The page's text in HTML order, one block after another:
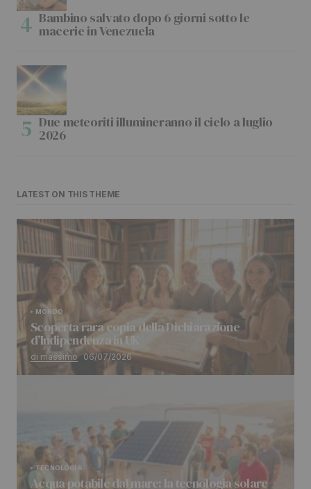
Bambino salvato dopo 6 giorni sotto le
macerie in Venezuela
Due meteoriti illumineranno il cielo a luglio
2026
LATEST ON THIS THEME
MONDO
Scoperta rara copia della Dichiarazione
d’Indipendenza in UK
di massimo 06/07/2026
TECNOLOGIA
Acqua potabile dal mare: la tecnologia solare